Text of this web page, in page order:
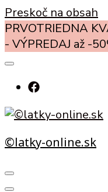
Preskoč na obsah
PRVOTRIEDNA
- VÝPREDAJ až -
©latky-online.sk